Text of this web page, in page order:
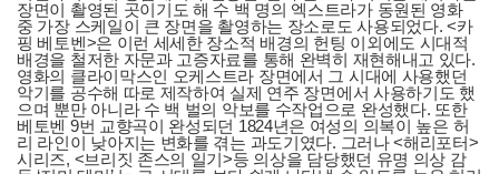
장면이 촬영된 곳이기도 해 수 백 명의 엑스트라가 동원된 영화
중 가장 스케일이 큰 장면을 촬영하는 장소로도 사용되었다. <카
핑 베토벤>은 이런 세세한 장소적 배경의 헌팅 이외에도 시대적
배경을 철저한 자문과 고증자료를 통해 완벽히 재현해내고 있다.
영화의 클라이막스인 오케스트라 장면에서 그 시대에 사용했던
악기를 공수해 따로 제작하여 실제 연주 장면에서 사용하기도 했
으며 뿐만 아니라 수 백 벌의 악보를 수작업으로 완성했다. 또한
베토벤 9번 교향곡이 완성되던 1824년은 여성의 의복이 높은 허
리 라인이 낮아지는 변화를 겪는 과도기였다. 그러나 <해리포터>
시리즈, <브리짓 존스의 일기>등 의상을 담당했던 유명 의상 감